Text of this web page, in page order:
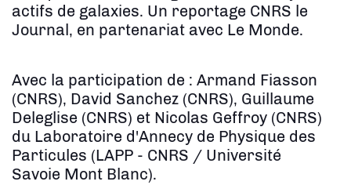
actifs de galaxies. Un reportage CNRS le
Journal, en partenariat avec Le Monde.
Avec la participation de : Armand Fiasson
(CNRS), David Sanchez (CNRS), Guillaume
Deleglise (CNRS) et Nicolas Geffroy (CNRS)
du Laboratoire d'Annecy de Physique des
Particules (LAPP - CNRS / Université
Savoie Mont Blanc).